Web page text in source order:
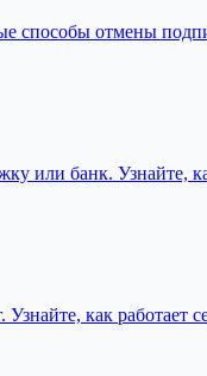
способы отмены
или банк. Узнайте,
как работает